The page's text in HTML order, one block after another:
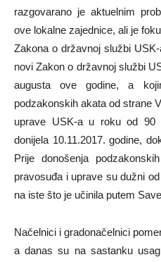
razgovarano je aktuelnim
ove lokalne zajednice, ali je
Zakona o državnoj službi
novi Zakon o državnoj službi
augusta ove godine, a
podzakonskih akata od strane
uprave USK-a u roku od 90
donijela 10.11.2017. godine,
Prije donošenja
pravosuđa i uprave su dužni
na iste što je učinila putem
Načelnici i gradonačelnici
a danas su na sastanku